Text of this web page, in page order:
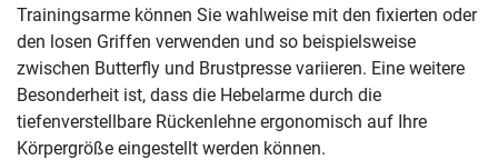
Trainingsarme können Sie wahlweise mit den fixierten oder
den losen Griffen verwenden und so beispielsweise
zwischen Butterfly und Brustpresse variieren. Eine weitere
Besonderheit ist, dass die Hebelarme durch die
tiefenverstellbare Rückenlehne ergonomisch auf Ihre
Körpergröße eingestellt werden können.